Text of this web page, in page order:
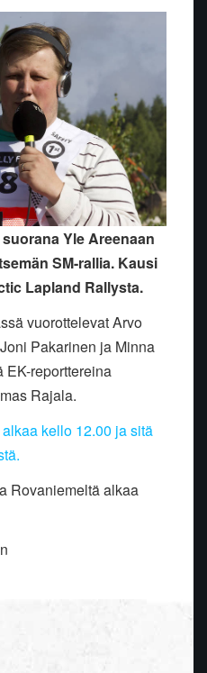
Yle Areenaan
SM-rallia. Kausi
Lapland Rallysta.
vuorottelevat Arvo
Pakarinen ja Minna
EK-reporttereina
Rajala.
kello 12.00 ja sitä
Rovaniemeltä alkaa